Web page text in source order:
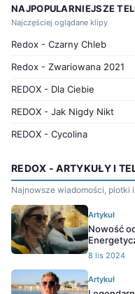
NAJPOPULARNIEJSZE
Najczęściej oglądane klipy
Redox - Czarny Chleb
Redox - Zwariowana 2021
REDOX - Dla Ciebie
REDOX - Jak Nigdy Nikt
REDOX - Cycolina
REDOX - ARTYKUŁY I
Najnowsze wiadomości, plotki
Artykuł
Nowość
8 lis 2024
Artykuł